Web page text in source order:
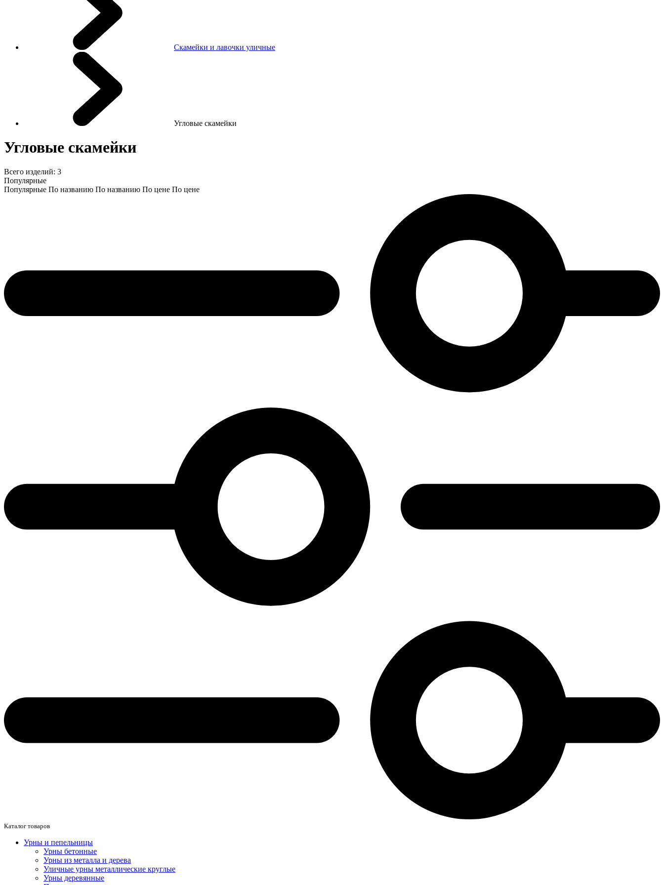
Скамейки и лавочки уличные
Угловые скамейки
Угловые скамейки
Всего изделий: 3
Популярные
Популярные По названию По названию По цене По цене
Каталог товаров
Урны и пепельницы
Урны бетонные
Урны из металла и дерева
Уличные урны металлические круглые
Урны деревянные